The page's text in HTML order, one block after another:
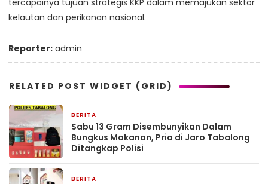
tercapainya tujuan strategis KKP dalam memajukan sektor
kelautan dan perikanan nasional.
Reporter: admin
RELATED POST WIDGET (GRID)
BERITA
Sabu 13 Gram Disembunyikan Dalam
Bungkus Makanan, Pria di Jaro Tabalong
Ditangkap Polisi
BERITA